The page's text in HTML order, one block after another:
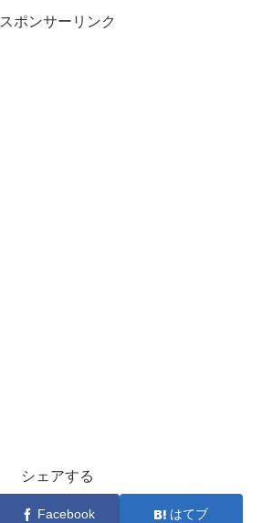
スポンサーリンク
シェアする
Facebook はてブ